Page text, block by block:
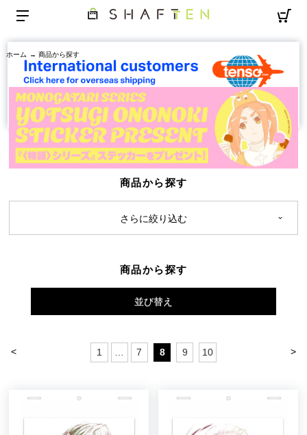
ホーム → 商品から探す
商品から探す
さらに絞り込む
商品から探す
並び替え
< >
1 7 8 9 10